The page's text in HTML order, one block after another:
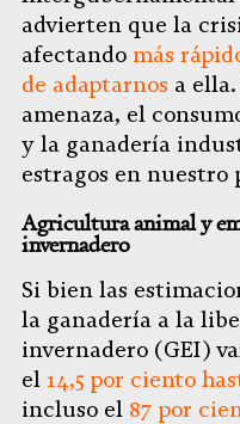
advierten que la
afectando más
de adaptarnos a
amenaza, el
y la ganadería
estragos en nuestro
Agricultura animal y
invernadero
Si bien las
la ganadería a la
invernadero (GEI)
el 14,5 por ciento
incluso el 87 por